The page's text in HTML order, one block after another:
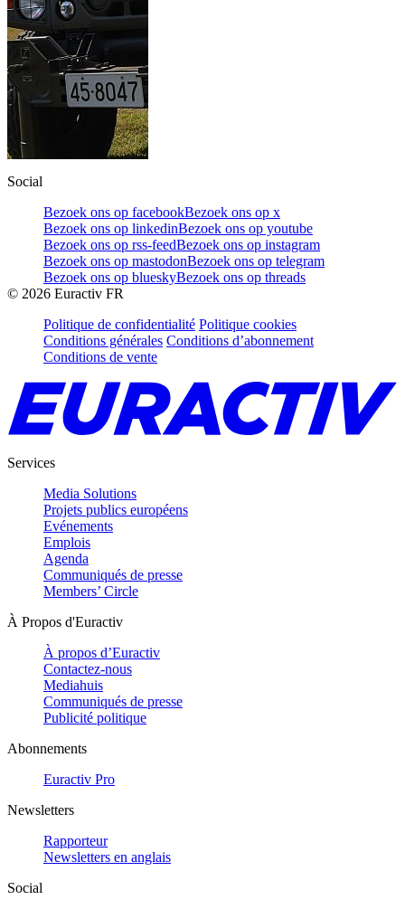
Social
Bezoek ons op facebookBezoek ons op x
Bezoek ons op linkedinBezoek ons op youtube
Bezoek ons op rss-feedBezoek ons op instagram
Bezoek ons op mastodonBezoek ons op telegram
Bezoek ons op blueskyBezoek ons op threads
© 2026 Euractiv FR
Politique de confidentialité Politique cookies
Conditions générales Conditions d’abonnement
Conditions de vente
Services
Media Solutions
Projets publics européens
Evénements
Emplois
Agenda
Communiqués de presse
Members’ Circle
À Propos d'Euractiv
À propos d’Euractiv
Contactez-nous
Mediahuis
Communiqués de presse
Publicité politique
Abonnements
Euractiv Pro
Newsletters
Rapporteur
Newsletters en anglais
Social